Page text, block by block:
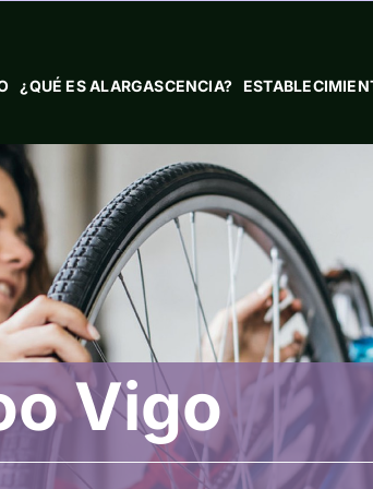
¿QUÉ ES ALARGASCENCIA?
Vigo